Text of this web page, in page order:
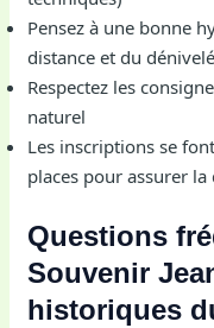
Pensez à une bonne
distance et du dénivelé
Respectez les
naturel
Les inscriptions se
places pour assurer la
Questions
Souvenir
historiques